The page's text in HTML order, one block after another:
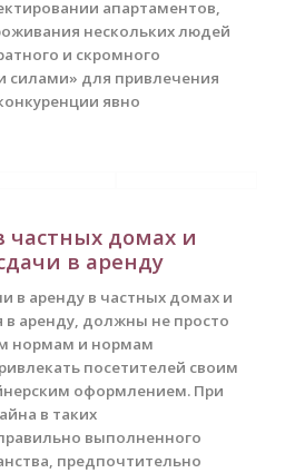
апартаментов,
нескольких людей
и скромного
силами» для привлечения
явно
домах и
в аренду
в аренду в частных домах и
аренду, должны не просто
нормам и нормам
посетителей своим
оформлением. При
в таких
выполненного
предпочтительно